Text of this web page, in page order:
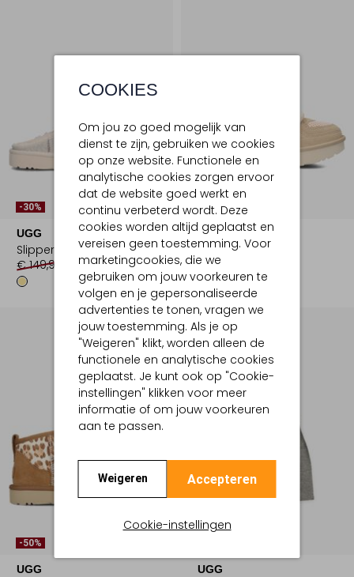
COOKIES
Om jou zo goed mogelijk van
dienst te zijn, gebruiken we cookies
op onze website. Functionele en
analytische cookies zorgen ervoor
dat de website goed werkt en
continu verbeterd wordt. Deze
cookies worden altijd geplaatst en
vereisen geen toestemming. Voor
marketingcookies, die we
gebruiken om jouw voorkeuren te
volgen en je gepersonaliseerde
advertenties te tonen, vragen we
jouw toestemming. Als je op
"Weigeren" klikt, worden alleen de
functionele en analytische cookies
geplaatst. Je kunt ook op "Cookie-
instellingen" klikken voor meer
informatie of om jouw voorkeuren
aan te passen.
Weigeren Accepteren
Cookie-instellingen
-30%
UGG
Slippers
€ 149,99
€ 104,99
-30%
UGG
Lage sneakers
€ 159,99
-50%
UGG UGG